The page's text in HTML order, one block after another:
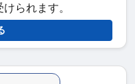
られます。